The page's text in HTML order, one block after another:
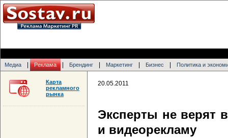
Медиа Реклама Брендинг Маркетинг Бизнес Политика и
20.05.2011
Эксперты не
и видеорекламу
Карта
рекламного
рынка